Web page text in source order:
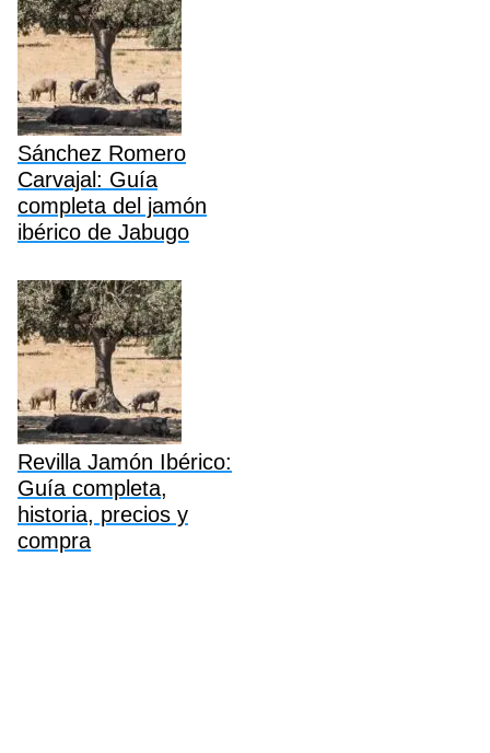
Sánchez Romero
Carvajal: Guía
completa del jamón
ibérico de Jabugo
Revilla Jamón Ibérico:
Guía completa,
historia, precios y
compra